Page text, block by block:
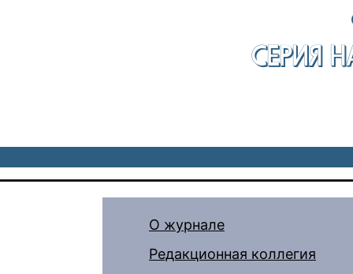
СЕРИЯ
О журнале
Редакционная коллегия